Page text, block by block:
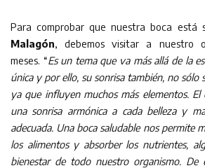
Para comprobar que nuestra boca está
Malagón, debemos visitar a nuestro
meses. “Es un tema que va más allá de la
única y por ello, su sonrisa también, no sólo
ya que influyen muchos más elementos.
una sonrisa armónica a cada belleza y
adecuada. Una boca saludable nos permite
los alimentos y absorber los nutrientes,
bienestar de todo nuestro organismo. De